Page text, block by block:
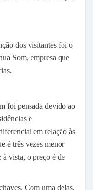
dos visitantes foi o
Som, empresa que
foi pensada devido ao
e
em relação às
é três vezes menor
à vista, o preço é de
Com uma delas,